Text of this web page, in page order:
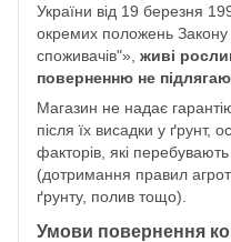
України від 19 березня
окремих положень Закону
споживачів"», живі
поверненню не
Магазин не надає
після їх висадки у ґрунт,
факторів, які
(дотримання правил
ґрунту, полив тощо).
Умови повернення